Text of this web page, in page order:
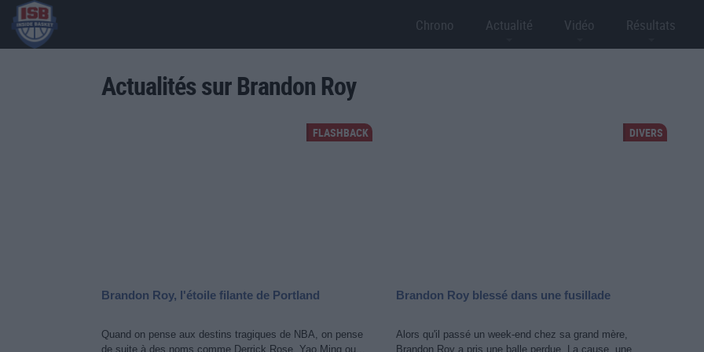
Chrono Actualité Vidéo Résultats
Actualités sur Brandon Roy
FLASHBACK
Brandon Roy, l'étoile filante de Portland
Quand on pense aux destins tragiques de NBA, on pense
de suite à des noms comme Derrick Rose, Yao Ming ou...
DIVERS
Brandon Roy blessé dans une fusillade
Alors qu'il passé un week-end chez sa grand mère,
Brandon Roy a pris une balle perdue. La cause, une